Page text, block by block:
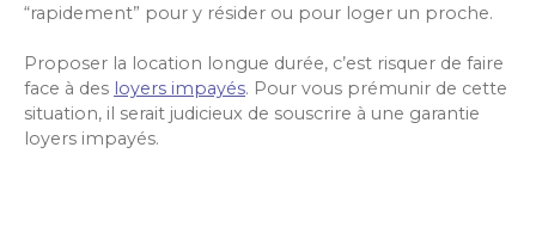
“rapidement” pour y résider ou pour loger un proche.
Proposer la location longue durée, c’est risquer de faire
face à des loyers impayés. Pour vous prémunir de cette
situation, il serait judicieux de souscrire à une garantie
loyers impayés.